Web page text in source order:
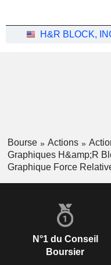
H&R BLOCK,
Bourse Actions
Graphiques H&amp;R
Graphique Force
N°1 du Conseil
Boursier